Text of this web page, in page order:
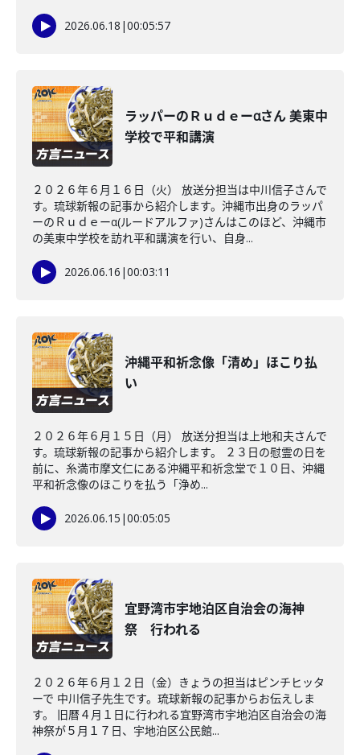
2026.06.18 |00:05:57
ラッパーのＲｕｄｅーαさん 美東中
学校で平和講演
２０２６年６月１６日（火） 放送分担当は中川信子さんで
す。琉球新報の記事から紹介します。沖縄市出身のラッパ
ーのＲｕｄｅーα(ルードアルファ)さんはこのほど、沖縄市
の美東中学校を訪れ平和講演を行い、自身...
2026.06.16 |00:03:11
沖縄平和祈念像「清め」ほこり払
い
２０２６年６月１５日（月） 放送分担当は上地和夫さんで
す。琉球新報の記事から紹介します。 ２３日の慰霊の日を
前に、糸満市摩文仁にある沖縄平和祈念堂で１０日、沖縄
平和祈念像のほこりを払う「浄め...
2026.06.15 |00:05:05
宜野湾市宇地泊区自治会の海神
祭 行われる
２０２６年６月１２日（金）きょうの担当はピンチヒッタ
ーで 中川信子先生です。琉球新報の記事からお伝えしま
す。 旧暦４月１日に行われる宜野湾市宇地泊区自治会の海
神祭が５月１７日、宇地泊区公民館...